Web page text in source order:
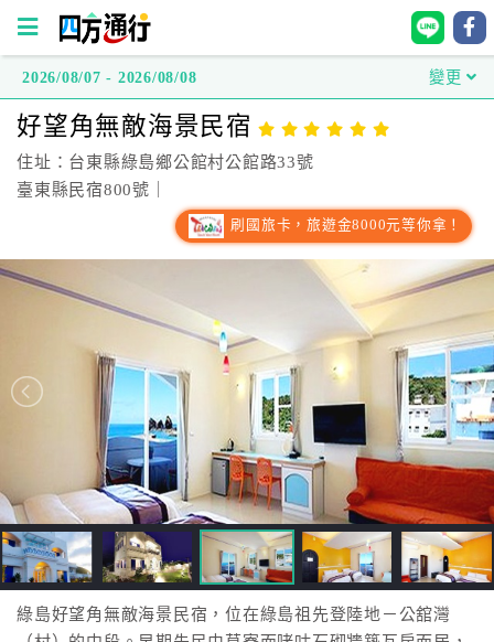
方
通
行
房
接
跟
飯
店
訂
房
2026/08/07 - 2026/08/08 變更
好望角無敵海景民宿
住址：台東縣綠島鄉公館村公館路33號
臺東縣民宿800號｜
刷國旅卡，旅遊金8000元等你拿！
綠島好望角無敵海景民宿，位在綠島祖先登陸地－公舘灣